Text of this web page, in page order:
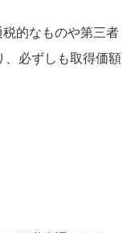
的なものや第三者
、必ずしも取得価額